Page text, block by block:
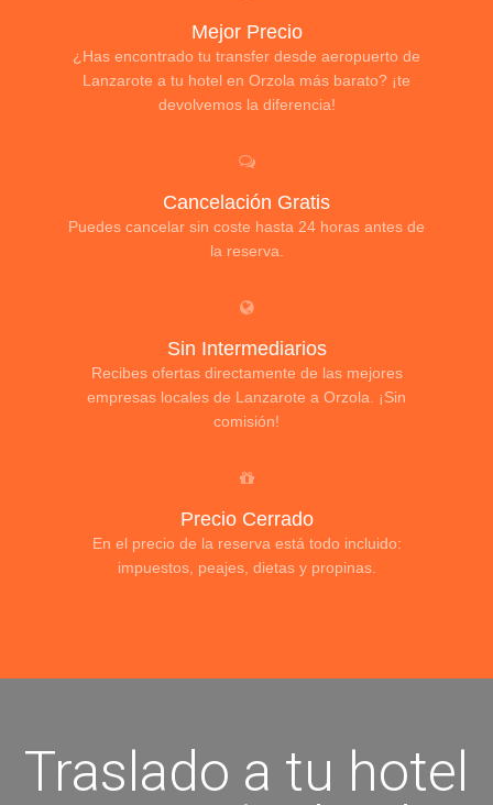
Mejor Precio
¿Has encontrado tu transfer desde aeropuerto de
Lanzarote a tu hotel en Orzola más barato? ¡te
devolvemos la diferencia!
Cancelación Gratis
Puedes cancelar sin coste hasta 24 horas antes de
la reserva.
Sin Intermediarios
Recibes ofertas directamente de las mejores
empresas locales de Lanzarote a Orzola. ¡Sin
comisión!
Precio Cerrado
En el precio de la reserva está todo incluido:
impuestos, peajes, dietas y propinas.
Traslado a tu hotel